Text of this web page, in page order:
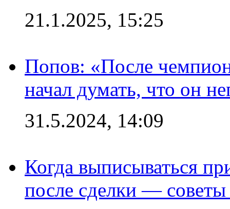
21.1.2025, 15:25
Попов: «После
начал думать, что он
31.5.2024, 14:09
Когда выписываться
после сделки —